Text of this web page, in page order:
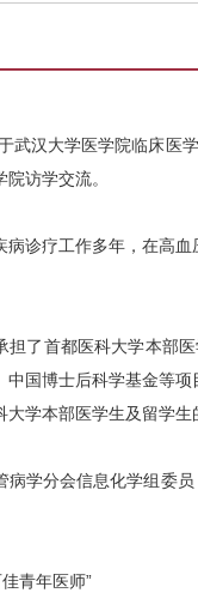
武汉大学医学院临床医
访学交流。
病诊疗工作多年，在高
担了首都医科大学本部
中国博士后科学基金等
大学本部医学生及留学
病学分会信息化学组委
青年医师”